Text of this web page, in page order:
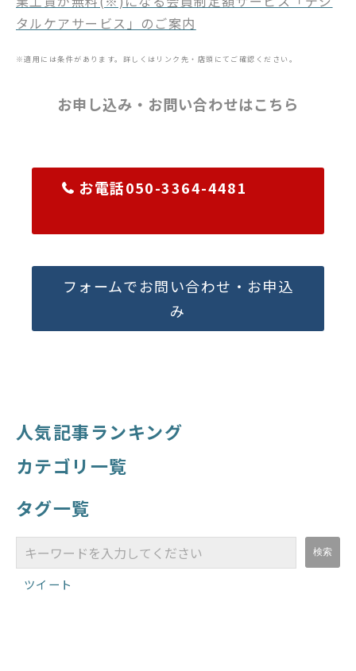
タルケアサービス」のご案内
※適用には条件があります。詳しくはリンク先・店頭にてご確認ください。
お申し込み・お問い合わせはこちら
お電話050-3364-4481
フォームでお問い合わせ・お申込
み
人気記事ランキング
カテゴリ一覧
タグ一覧
ツイート